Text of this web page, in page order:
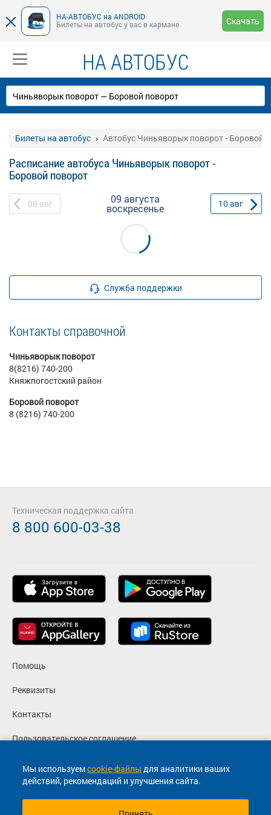
НА-АВТОБУС на ANDROID
Билеты на автобус у вас в кармане
Скачать
НА АВТОБУС
Билеты на автобус Автобус Чиньяворык поворот - Боровой
Расписание автобуса Чиньяворык поворот -
Боровой поворот
08 авг 09 августа
воскресенье 10авг
Служба поддержки
Контакты справочной
Чиньяворык поворот
8(8216) 740-200
Княжпогостский район
Боровой поворот
8 (8216) 740-200
Мы используемcookie-файлы для аналитики ваших
действий, рекомендаций и улучшения сайта.
Помощь
Реквизиты
Контакты
Пользовательское соглашение
Политика конфиденциальности
Согласие на маркетинговые сообщения
Техническая поддержка сайта
8 800 600-03-38